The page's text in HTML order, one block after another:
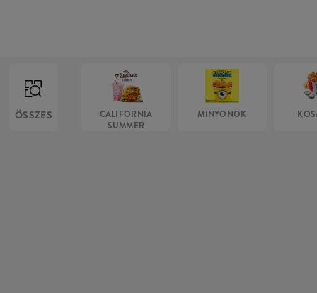
ÖSSZES
CALIFORNIA
SUMMER
MINYONOK